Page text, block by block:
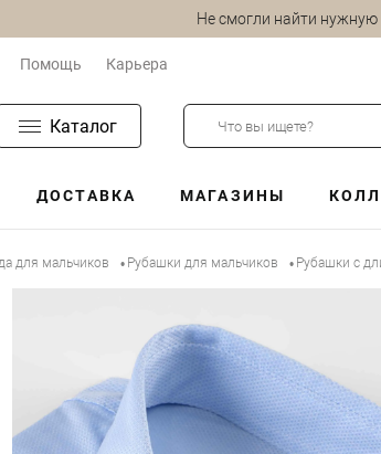
Не смогли найти
Помощь Карьера
Каталог
ДОСТАВКА МАГАЗИНЫ
для мальчиков • Рубашки для мальчиков • Рубашки с